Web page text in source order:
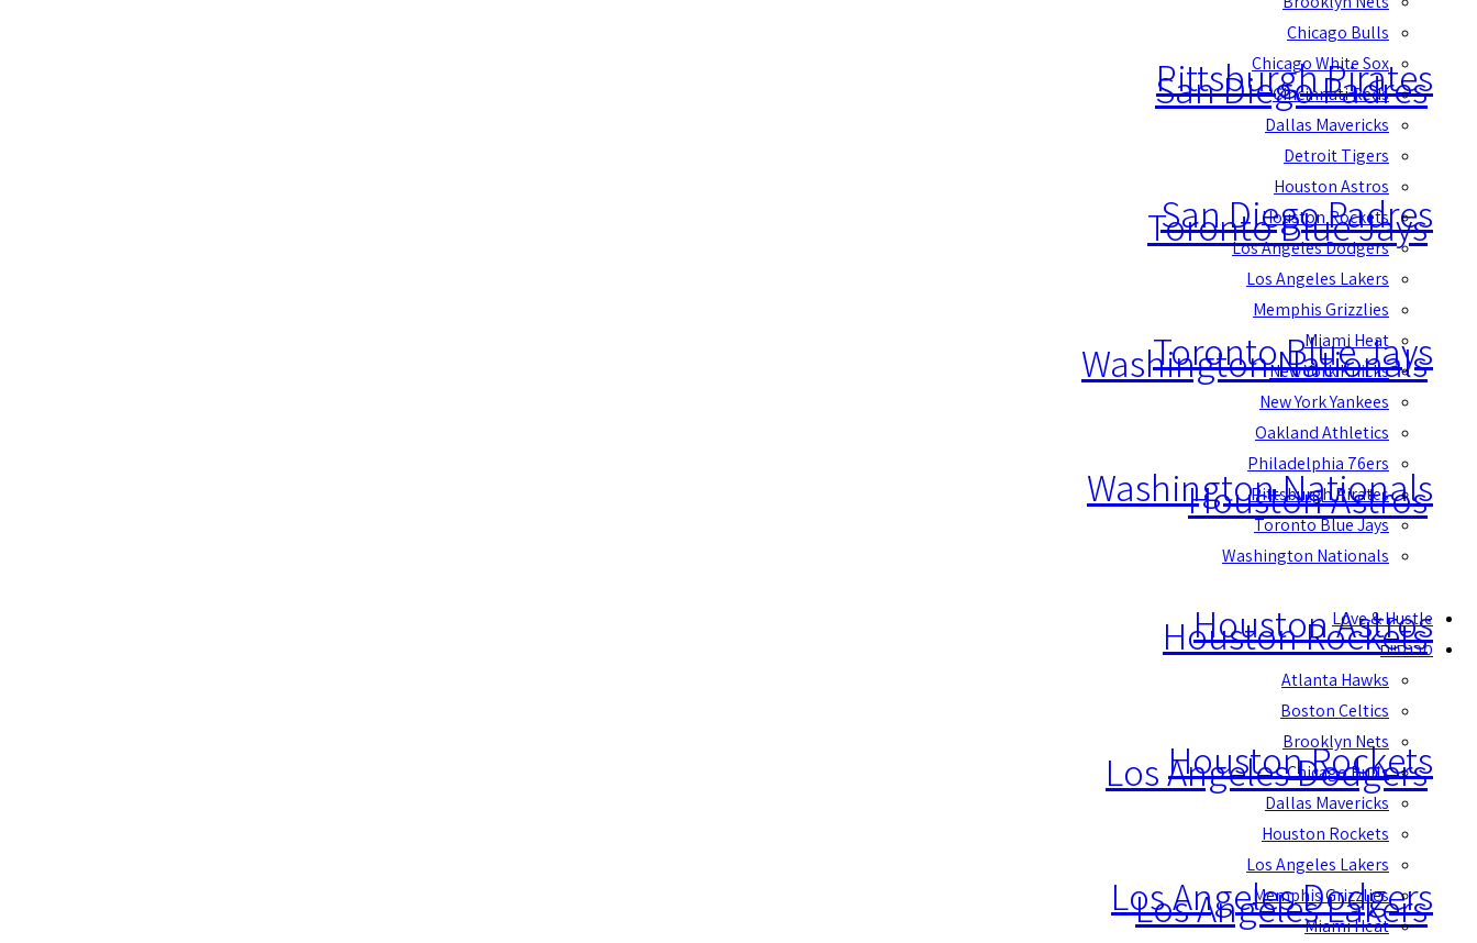
San Diego Padres
Toronto Blue Jays
Washington Nationals
Houston Astros
Houston Rockets
Los Angeles Dodgers
Los Angeles Lakers
Pittsburgh Pirates
San Diego Padres
Toronto Blue Jays
Washington Nationals
Houston Astros
Houston Rockets
Los Angeles Dodgers
Chicago Bulls
Chicago White Sox
Cincinnati Reds
Dallas Mavericks
Detroit Tigers
Houston Astros
Houston Rockets
Los Angeles Dodgers
Los Angeles Lakers
Memphis Grizzlies
Miami Heat
New York Knicks
New York Yankees
Oakland Athletics
Philadelphia 76ers
Pittsburgh Pirates
Toronto Blue Jays
Washington Nationals
Love & Hustle
מכנסיים
Atlanta Hawks
Boston Celtics
Brooklyn Nets
Chicago Bulls
Dallas Mavericks
Houston Rockets
Los Angeles Lakers
Memphis Grizzlies
Miami Heat